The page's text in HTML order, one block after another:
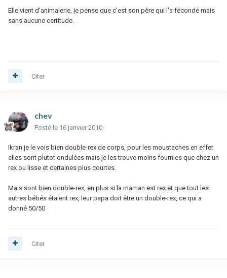
Elle vient d'animalerie, je pense que c'est son père qui l'a fécondé mais
sans aucune certitude.
Citer
chev
Posté le 16 janvier 2010
Ikran je le vois bien double-rex de corps, pour les moustaches en effet
elles sont plutot ondulées mais je les trouve moins fournies que chez un
rex ou lisse et certaines plus courtes.
Mais sont bien double-rex, en plus si la maman est rex et que tout les
autres bébés étaient rex, leur papa doit être un double-rex, ce qui a
donné 50/50
Citer